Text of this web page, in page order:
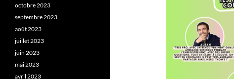
octobre 2023
septembre 2023
août 2023
juillet 2023
juin 2023
mai 2023
avril 2023